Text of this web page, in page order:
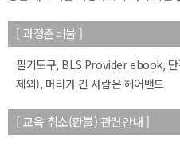
[ 과정준비물 ]
필기도구, BLS Provider ebook, 단
제외), 머리가 긴 사람은 헤어밴드
[ 교육 취소(환불) 관련안내 ]